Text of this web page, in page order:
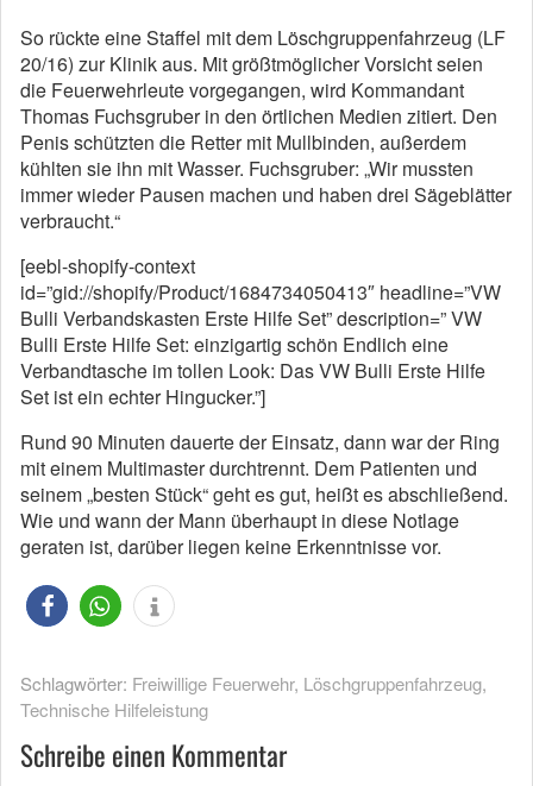
So rückte eine Staffel mit dem Löschgruppenfahrzeug (LF
20/16) zur Klinik aus. Mit größtmöglicher Vorsicht seien
die Feuerwehrleute vorgegangen, wird Kommandant
Thomas Fuchsgruber in den örtlichen Medien zitiert. Den
Penis schützten die Retter mit Mullbinden, außerdem
kühlten sie ihn mit Wasser. Fuchsgruber: „Wir mussten
immer wieder Pausen machen und haben drei Sägeblätter
verbraucht.“
[eebl-shopify-context
id=”gid://shopify/Product/1684734050413″ headline=”VW
Bulli Verbandskasten Erste Hilfe Set” description=” VW
Bulli Erste Hilfe Set: einzigartig schön Endlich eine
Verbandtasche im tollen Look: Das VW Bulli Erste Hilfe
Set ist ein echter Hingucker.”]
Rund 90 Minuten dauerte der Einsatz, dann war der Ring
mit einem Multimaster durchtrennt. Dem Patienten und
seinem „besten Stück“ geht es gut, heißt es abschließend.
Wie und wann der Mann überhaupt in diese Notlage
geraten ist, darüber liegen keine Erkenntnisse vor.
Schlagwörter: Freiwillige Feuerwehr, Löschgruppenfahrzeug,
Technische Hilfeleistung
Schreibe einen Kommentar